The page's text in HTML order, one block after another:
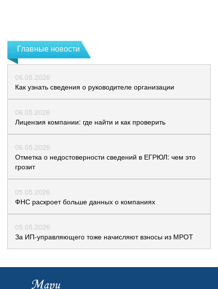
Главные новости
06.05.2026
Как узнать сведения о руководителе организации
06.05.2026
Лицензия компании: где найти и как проверить
06.05.2026
Отметка о недостоверности сведений в ЕГРЮЛ: чем это
грозит
05.05.2026
ФНС раскроет больше данных о компаниях
05.05.2026
За ИП-управляющего тоже начисляют взносы из МРОТ